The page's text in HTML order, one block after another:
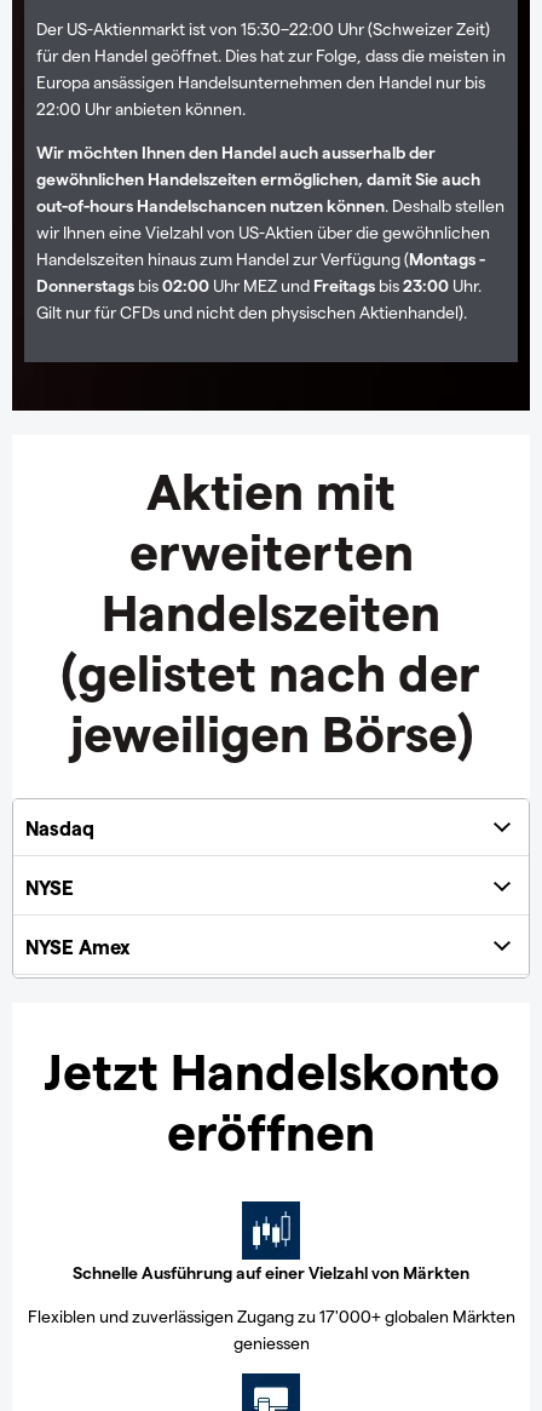
Der US-Aktienmarkt ist von 15:30–22:00 Uhr (Schweizer Zeit)
für den Handel geöffnet. Dies hat zur Folge, dass die meisten in
Europa ansässigen Handelsunternehmen den Handel nur bis
22:00 Uhr anbieten können.
Wir möchten Ihnen den Handel auch ausserhalb der
gewöhnlichen Handelszeiten ermöglichen, damit Sie auch
out-of-hours Handelschancen nutzen können. Deshalb stellen
wir Ihnen eine Vielzahl von US-Aktien über die gewöhnlichen
Handelszeiten hinaus zum Handel zur Verfügung (Montags -
Donnerstags bis02:00 Uhr MEZ und Freitags bis23:00 Uhr.
Gilt nur für CFDs und nicht den physischen Aktienhandel).
Aktien mit
erweiterten
Handelszeiten
(gelistet nach der
jeweiligen Börse)
Jetzt Handelskonto
eröffnen
Schnelle Ausführung auf einer Vielzahl von Märkten
Flexiblen und zuverlässigen Zugang zu 17'000+ globalen Märkten
geniessen